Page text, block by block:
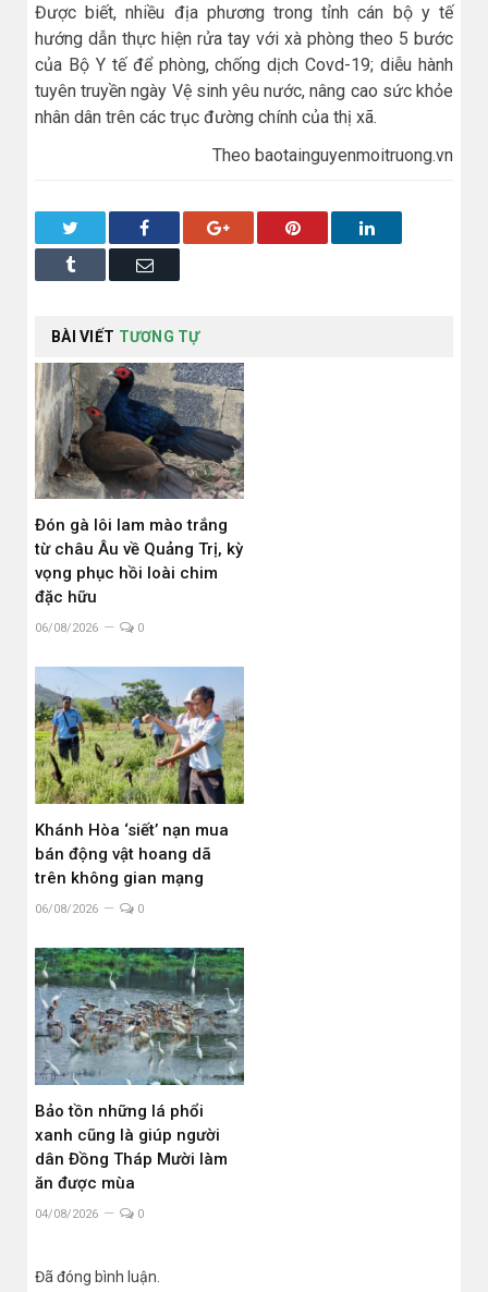
Được biết, nhiều địa phương trong tỉnh cán bộ y tế
hướng dẫn thực hiện rửa tay với xà phòng theo 5 bước
của Bộ Y tế để phòng, chống dịch Covd-19; diễu hành
tuyên truyền ngày Vệ sinh yêu nước, nâng cao sức khỏe
nhân dân trên các trục đường chính của thị xã.
Theo baotainguyenmoitruong.vn
Facebook Google+ Pinterest LinkedIn
Tumblr Email
BÀI VIẾT TƯƠNG TỰ
Đón gà lôi lam mào trắng
từ châu Âu về Quảng Trị, kỳ
vọng phục hồi loài chim
đặc hữu
06/08/2026 0
Khánh Hòa ‘siết’ nạn mua
bán động vật hoang dã
trên không gian mạng
06/08/2026 0
Bảo tồn những lá phổi
xanh cũng là giúp người
dân Đồng Tháp Mười làm
ăn được mùa
04/08/2026 0
Đã đóng bình luận.